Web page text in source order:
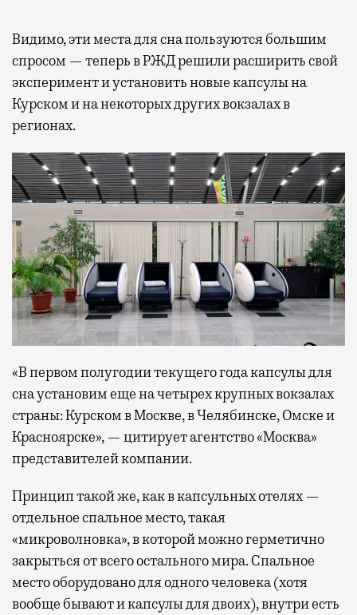
Видимо, эти места для сна пользуются большим
спросом — теперь в РЖД решили расширить свой
эксперимент и установить новые капсулы на
Курском и на некоторых других вокзалах в
регионах.
«В первом полугодии текущего года капсулы для
сна установим еще на четырех крупных вокзалах
страны: Курском в Москве, в Челябинске, Омске и
Красноярске», — цитирует агентство «Москва»
представителей компании.
Принцип такой же, как в капсульных отелях —
отдельное спальное место, такая
«микроволновка», в которой можно герметично
закрыться от всего остального мира. Спальное
место оборудовано для одного человека (хотя
вообще бывают и капсулы для двоих), внутри есть